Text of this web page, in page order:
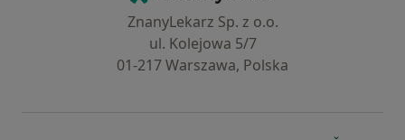
ZnanyLekarz Sp. z o.o.
ul. Kolejowa 5/7
01-217 Warszawa, Polska